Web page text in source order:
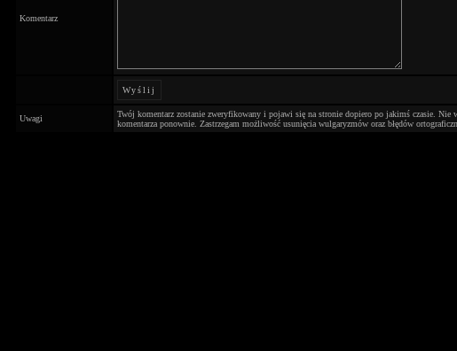
Komentarz
Wyślij
Uwagi
Twój komentarz zostanie zweryfikowany i pojawi się na stronie dopiero po jakimś czasie. Nie
komentarza ponownie. Zastrzegam możliwość usunięcia wulgaryzmów oraz błędów